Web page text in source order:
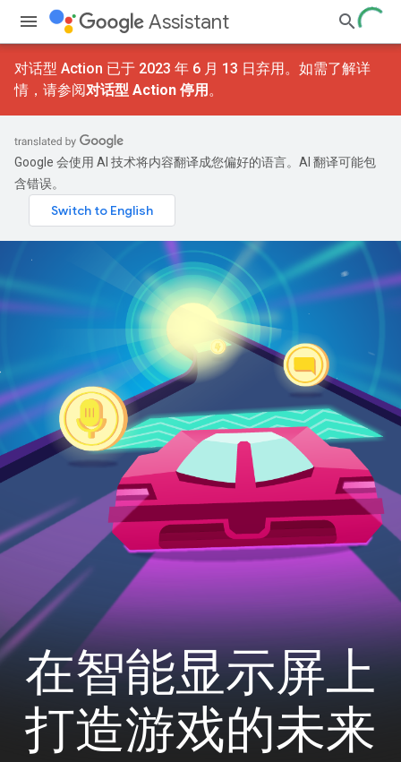
Assistant
对话型 Action 已于 2023 年 6 月 13 日弃用。如需了解详
情，请参阅对话型 Action 停用 。
Google 会使用 AI 技术将内容翻译成您偏好的语言。AI 翻译可能包
含错误。
在智能显示屏上
打造游戏的未来